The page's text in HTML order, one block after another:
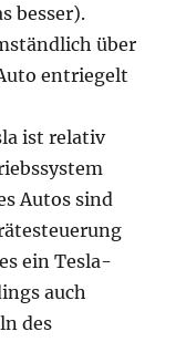
besser).
über
entriegelt
ist relativ
Autos sind
ein Tesla-
auch
des